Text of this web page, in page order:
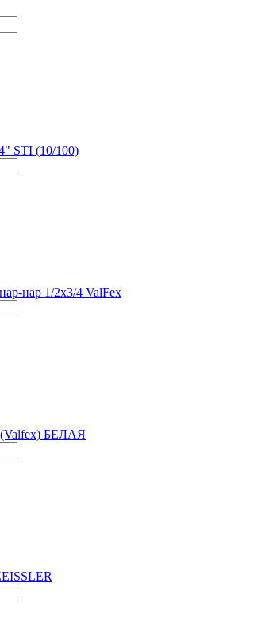
STI (10/100)
нар 1/2х3/4 ValFex
(Valfex) БЕЛАЯ